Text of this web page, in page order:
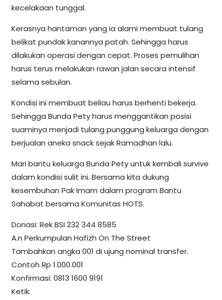
kecelakaan tunggal.
Kerasnya hantaman yang ia alami membuat tulang
belikat pundak kanannya patah. Sehingga harus
dilakukan operasi dengan cepat. Proses pemulihan
harus terus melakukan rawan jalan secara intensif
selama sebulan.
Kondisi ini membuat beliau harus berhenti bekerja.
Sehingga Bunda Pety harus menggantikan posisi
suaminya menjadi tulang punggung keluarga dengan
berjualan aneka snack sejak Ramadhan lalu.
Mari bantu keluarga Bunda Pety untuk kembali survive
dalam kondisi sulit ini. Bersama kita dukung
kesembuhan Pak Imam dalam program Bantu
Sahabat bersama Komunitas HOTS.
Donasi: Rek BSI 232 344 8585
A.n Perkumpulan Hafizh On The Street
Tambahkan angka 001 di ujung nominal transfer.
Contoh Rp 1.000.001
Konfirmasi: 0813 1600 9191
Ketik: